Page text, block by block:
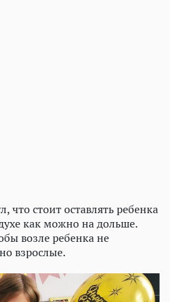
что стоит оставлять ребенка
как можно на дольше.
возле ребенка не
взрослые.